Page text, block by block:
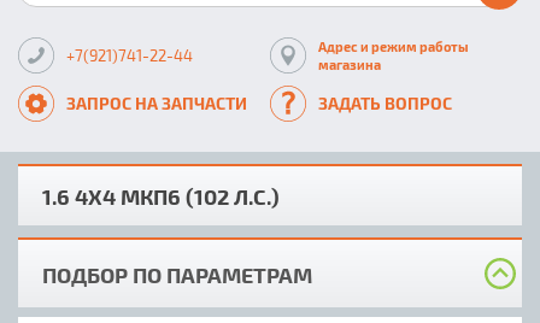
+7(921)741-22-44
Адрес и режим работы
магазина
ЗАПРОС НА ЗАПЧАСТИ ЗАДАТЬ ВОПРОС
1.6 4X4 MКП6 (102 Л.С.)
ПОДБОР ПО ПАРАМЕТРАМ